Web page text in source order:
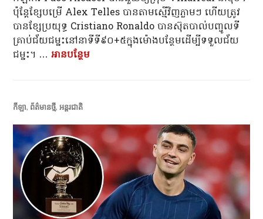
ប៉ុន្តែខ្សែបម្រើ Alex Telles បានតាមស្មើវិញភ្លាមៗ ហើយត្រូវ
បានខ្សែប្រយុទ្ធ Cristiano Ronaldo បានស៊ុតបាល់បញ្ចូលទី
គ្រាប់ជ័យជម្នះនៅនាទីទី៩០+៥ក្នុងម៉ោងបន្ថែមដើម្បីទទួលជ័យ
ជម្នះ។ …អាន​បន្ថែម
កីឡា, ព័ត៌មានថ្មី,អន្តរជាតិ